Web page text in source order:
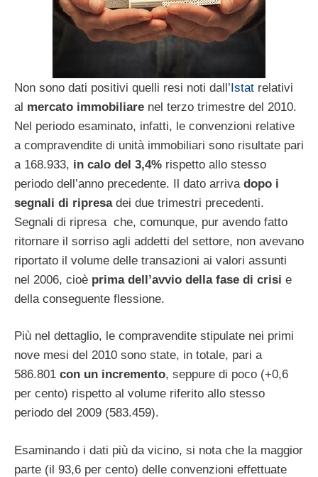
Non sono dati positivi quelli resi noti dall’Istat relativi
al mercato immobiliare nel terzo trimestre del 2010.
Nel periodo esaminato, infatti, le convenzioni relative
a compravendite di unità immobiliari sono risultate pari
a 168.933, in calo del 3,4% rispetto allo stesso
periodo dell’anno precedente. Il dato arriva dopo i
segnali di ripresadei due trimestri precedenti.
Segnali di ripresa che, comunque, pur avendo fatto
ritornare il sorriso agli addetti del settore, non avevano
riportato il volume delle transazioni ai valori assunti
nel 2006, cioè prima dell’avvio della fase di crisi e
della conseguente flessione.
Più nel dettaglio, le compravendite stipulate nei primi
nove mesi del 2010 sono state, in totale, pari a
586.801 con un incremento, seppure di poco (+0,6
per cento) rispetto al volume riferito allo stesso
periodo del 2009 (583.459).
Esaminando i dati più da vicino, si nota che la maggior
parte (il 93,6 per cento) delle convenzioni effettuate